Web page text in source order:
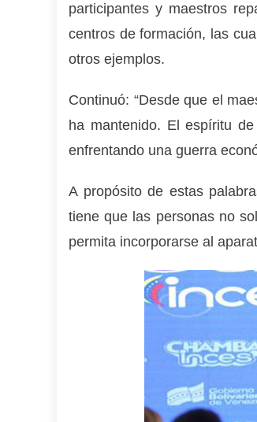
participantes y maestros
centros de formación, las
otros ejemplos.
Continuó: “Desde que el
ha mantenido. El espíritu
enfrentando una guerra
A propósito de estas
tiene que las personas no
permita incorporarse al